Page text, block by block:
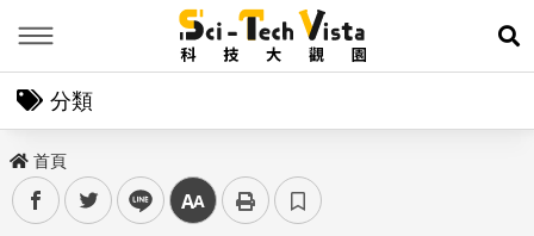
展
分類
首頁
facebooktwitter line 中